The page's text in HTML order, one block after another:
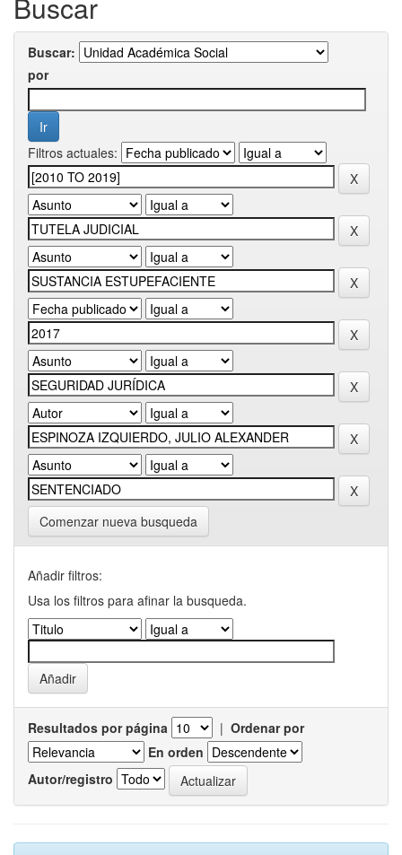
Buscar:
por
Filtros actuales:
Comenzar nueva busqueda
Añadir filtros:
Usa los filtros para afinar la busqueda.
Resultados por página | Ordenar por
En orden
Autor/registro